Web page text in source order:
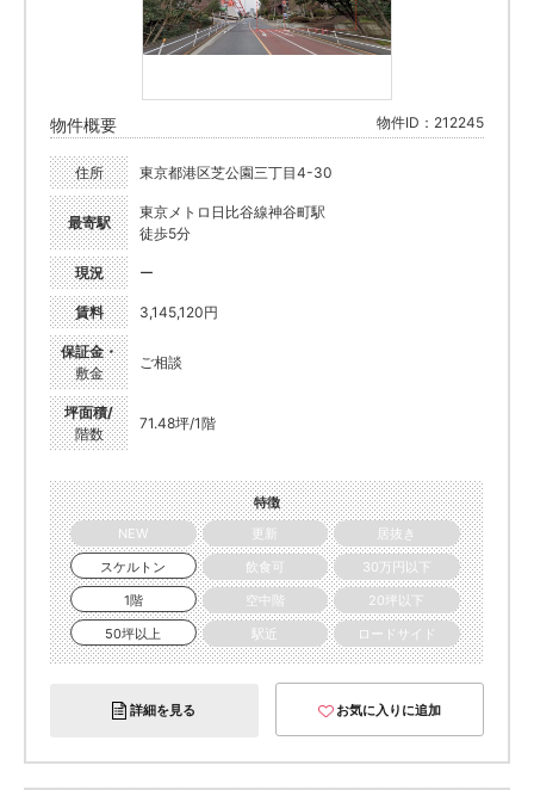
物件概要 物件ID：212245
住所 東京都港区芝公園三丁目4-30
最寄駅
東京メトロ日比谷線神谷町駅
徒歩5分
現況 ー
賃料 3,145,120円
保証金・
敷金
ご相談
坪面積/
階数
71.48坪/1階
特徴
NEW
更新
居抜き
スケルトン
飲食可
30万円以下
1階
空中階
20坪以下
50坪以上
駅近 ロードサイド
詳細を見る お気に入りに追加